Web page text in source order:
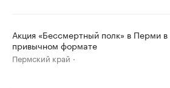
Акция «Бессмертный полк» в Перми в
привычном формате
Пермский край